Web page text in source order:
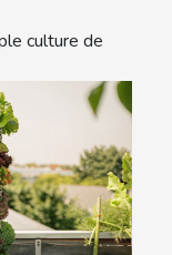
culture de